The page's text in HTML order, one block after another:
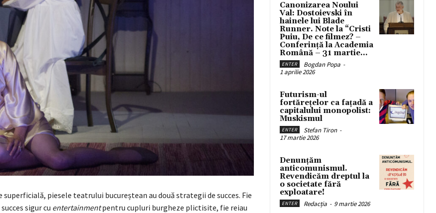
superficială, piesele teatrului bucureștean au două strategii de succes. Fie
sigur cu entertainmentpentru cupluri burgheze plictisite, fie reiau
Canonizarea Noului
Val: Dostoievski în
hainele lui Blade
Runner. Note la “Cristi
Puiu, De ce filmez? –
Conferință la Academia
Română – 31 martie...
ENTER Bogdan Popa -
1 aprilie 2026
Futurism-ul
fortărețelor ca fațadă a
capitalului monopolist:
Muskismul
ENTER Stefan Tiron -
17 martie 2026
Denunțăm
anticomunismul.
Revendicăm dreptul la
o societate fără
exploatare!
ENTER Redacția - 9 martie 2026